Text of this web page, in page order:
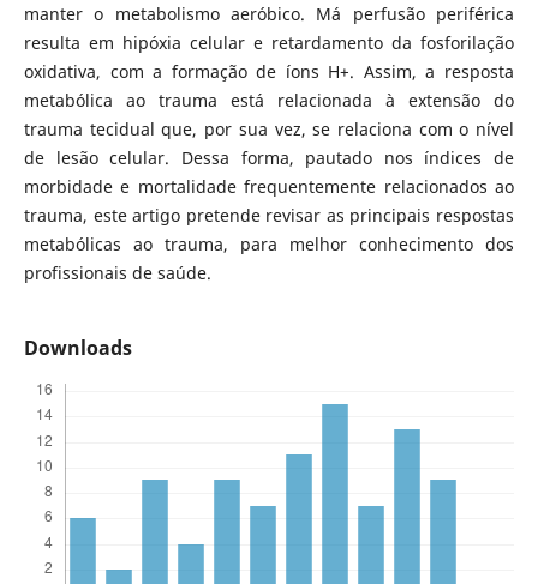
manter o metabolismo aeróbico. Má perfusão periférica
resulta em hipóxia celular e retardamento da fosforilação
oxidativa, com a formação de íons H+. Assim, a resposta
metabólica ao trauma está relacionada à extensão do
trauma tecidual que, por sua vez, se relaciona com o nível
de lesão celular. Dessa forma, pautado nos índices de
morbidade e mortalidade frequentemente relacionados ao
trauma, este artigo pretende revisar as principais respostas
metabólicas ao trauma, para melhor conhecimento dos
profissionais de saúde.
Downloads